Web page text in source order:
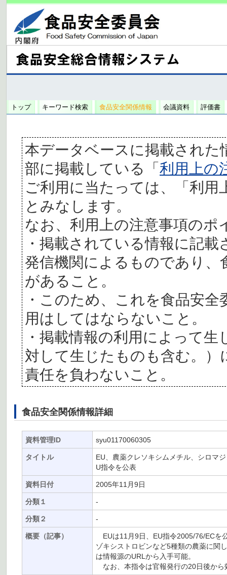
トップ キーワード検索 食品安全関係情報 会議資料 評価書
本データベースに掲載された
部に掲載している「利用上の
ご利用に当たっては、「利
とみなします。
なお、利用上の注意事項の
・掲載されている情報に記
発信機関によるものであり、
があること。
・このため、これを食品安
用はしてはならないこと。
・掲載情報の利用によって
対して生じたものも含む。
責任を負わないこと。
食品安全関係情報詳細
資料管理ID syu01170060305
タイトル
EU、農薬クレソキシムメチル、シロマ
U指令を公表
資料日付 2005年11月9日
分類１ -
分類２ -
概要（記事）
EUは11月9日、EU指令2005/76/ECを
ゾキシストロビンなど5種類の農薬に関
は情報源のURLから入手可能。
なお、本指令は官報発行の20日後から